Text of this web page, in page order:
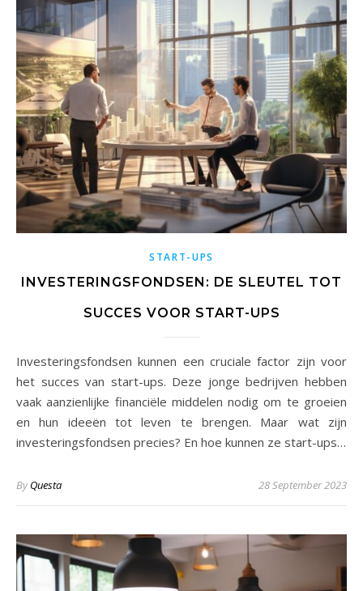
START-UPS
INVESTERINGSFONDSEN: DE SLEUTEL TOT
SUCCES VOOR START-UPS
Investeringsfondsen kunnen een cruciale factor zijn voor
het succes van start-ups. Deze jonge bedrijven hebben
vaak aanzienlijke financiële middelen nodig om te groeien
en hun ideeën tot leven te brengen. Maar wat zijn
investeringsfondsen precies? En hoe kunnen ze start-ups…
ByQuesta 28 September 2023